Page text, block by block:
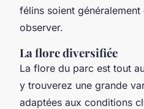
félins soient
observer.
La flore diversifiée
La flore du parc est tout
y trouverez une grande
adaptées aux conditions